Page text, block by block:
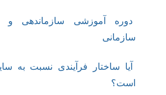
دوره آموزشی سازماندهی و
سازمانی
آیا ساختار فرآیندی نسبت به
است؟